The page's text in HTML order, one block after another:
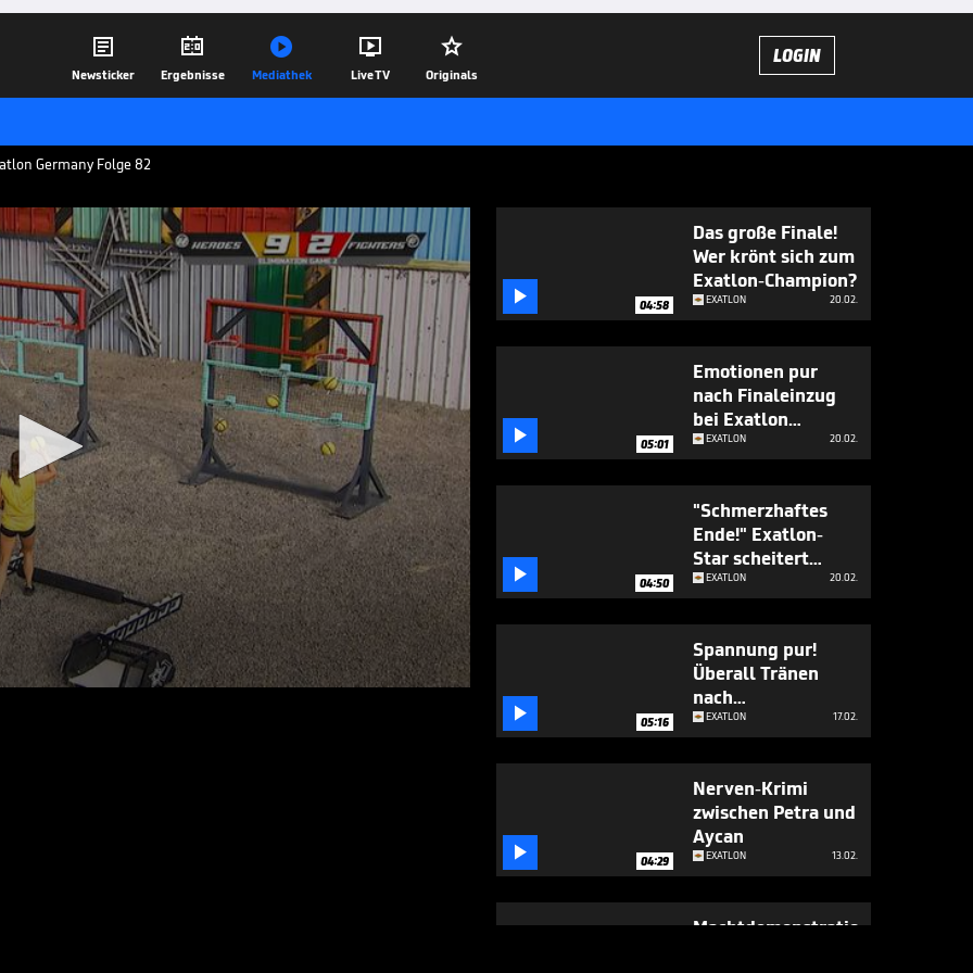

Newsticker

Ergebnisse

Mediathek

Live TV

Originals
LOGIN
Germany Folge 82
ein absolutes Wurfdebakel, das
05.02.25
 04:58
Das große Finale!
Wer krönt sich zum
Exatlon-Champion?
EXATLON 20.02.
 05:01
Emotionen pur
nach Finaleinzug
bei Exatlon
Germany
EXATLON 20.02.
 04:50
"Schmerzhaftes
Ende!" Exatlon-
Star scheitert
dramatisch
EXATLON 20.02.
 05:16
Spannung pur!
Überall Tränen
nach
Gigantenduell
EXATLON 17.02.
 04:29
Nerven-Krimi
zwischen Petra und
Aycan
EXATLON 13.02.
Machtdemonstration!